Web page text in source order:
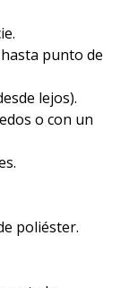
punto de
lejos).
o con un
poliéster.